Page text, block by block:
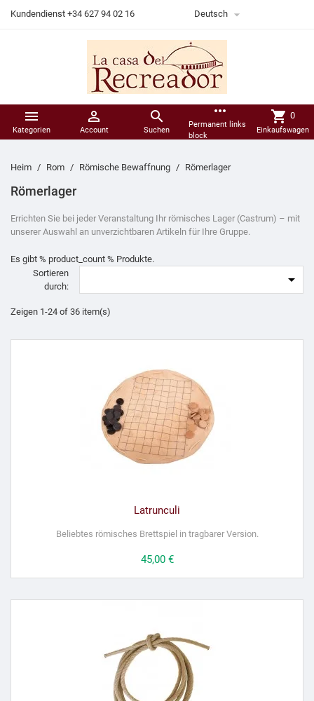
Kundendienst +34 627 94 02 16 Deutsch 

Kategorien

Account

Suchen
more_horiz
Permanent links
block
shopping_cart 0
Einkaufswagen
Heim Rom Römische Bewaffnung Römerlager
Römerlager
Errichten Sie bei jeder Veranstaltung Ihr römisches Lager (Castrum) – mit
unserer Auswahl an unverzichtbaren Artikeln für Ihre Gruppe.
Es gibt % product_count % Produkte.
Sortieren
durch:

Zeigen 1-24 of 36 item(s)
Latrunculi
Beliebtes römisches Brettspiel in tragbarer Version.
Preis
45,00 €